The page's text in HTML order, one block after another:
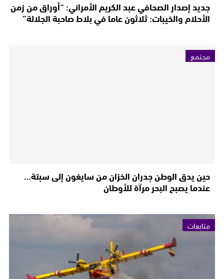
جديد إصدار الصحافي عبد الكريم الأمراني: “أوراق من زمن
الأحلام والخيبات: ثلاثون عاما في بلاط صاحبة الجلالة”
مجتمع
حين يدق الوطن جدران الخزان من سايغون إلى سبتة…
عندما يصبح البحر مرآة للأوطان
متابعات